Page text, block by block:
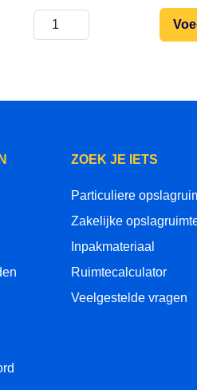
ZOEK JE IETS
Particuliere
Zakelijke
Inpakmateriaal
Ruimtecalculator
Veelgestelde vragen